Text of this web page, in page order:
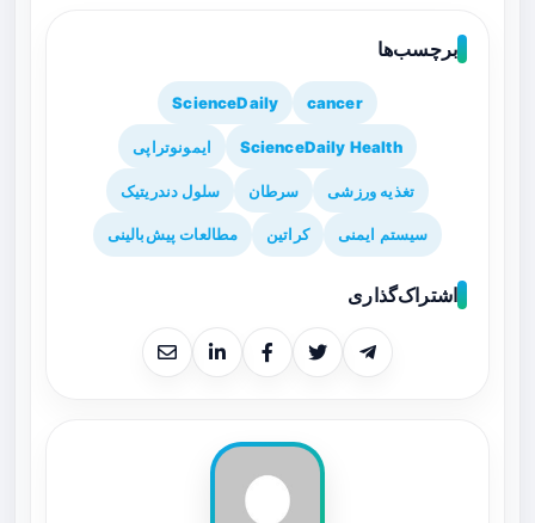
برچسب‌ها
cancer
ScienceDaily
ScienceDaily Health ایمونوتراپی
تغذیه ورزشی سرطان سلول دندریتیک
سیستم ایمنی کراتین مطالعات پیش‌بالینی
اشتراک‌گذاری